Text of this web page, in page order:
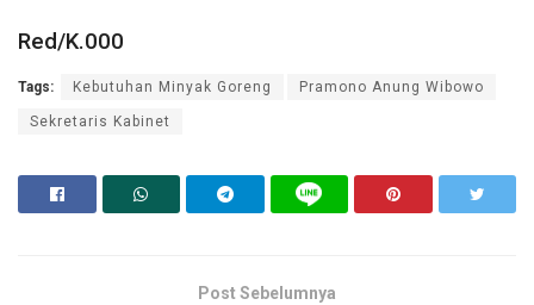
Red/K.000
Tags: Kebutuhan Minyak Goreng Pramono Anung Wibowo
Sekretaris Kabinet
Post Sebelumnya